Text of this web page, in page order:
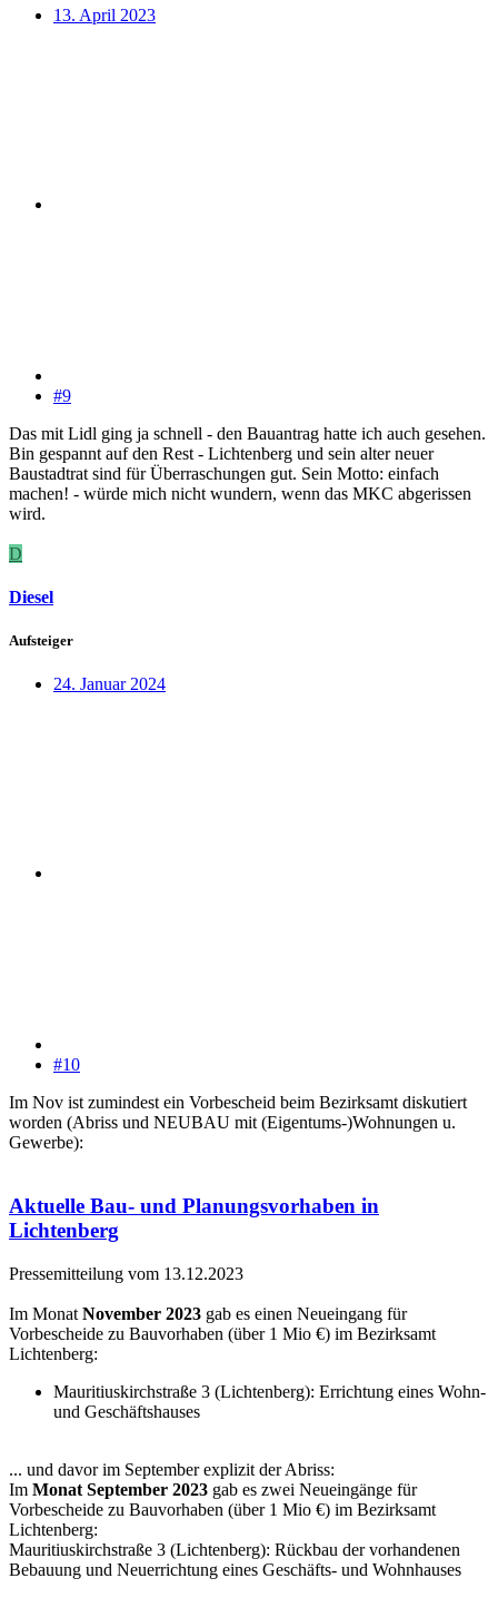
13. April 2023
#9
Das mit Lidl ging ja schnell - den Bauantrag hatte ich auch gesehen.
Bin gespannt auf den Rest - Lichtenberg und sein alter neuer
Baustadtrat sind für Überraschungen gut. Sein Motto: einfach
machen! - würde mich nicht wundern, wenn das MKC abgerissen
wird.
D
Diesel
Aufsteiger
24. Januar 2024
#10
Im Nov ist zumindest ein Vorbescheid beim Bezirksamt diskutiert
worden (Abriss und NEUBAU mit (Eigentums-)Wohnungen u.
Gewerbe):
Aktuelle Bau- und Planungsvorhaben in
Lichtenberg
Pressemitteilung vom 13.12.2023
Im Monat November 2023 gab es einen Neueingang für
Vorbescheide zu Bauvorhaben (über 1 Mio €) im Bezirksamt
Lichtenberg:
Mauritiuskirchstraße 3 (Lichtenberg): Errichtung eines Wohn-
und Geschäftshauses
... und davor im September explizit der Abriss:
Im Monat September 2023 gab es zwei Neueingänge für
Vorbescheide zu Bauvorhaben (über 1 Mio €) im Bezirksamt
Lichtenberg:
Mauritiuskirchstraße 3 (Lichtenberg): Rückbau der vorhandenen
Bebauung und Neuerrichtung eines Geschäfts- und Wohnhauses